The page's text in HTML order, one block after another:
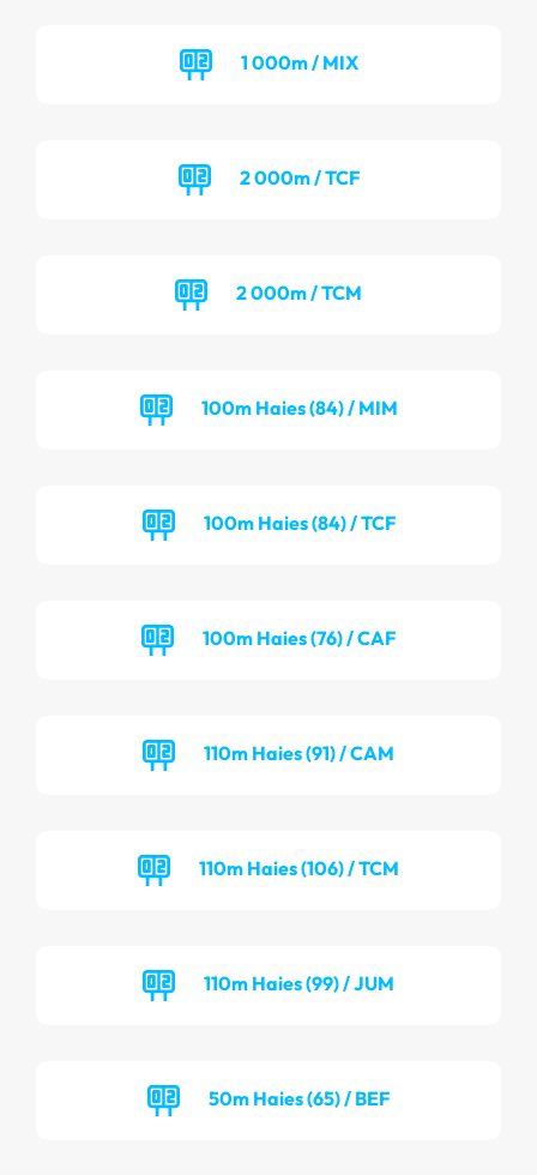
1 000m / MIX
2 000m / TCF
2 000m / TCM
100m Haies (84) / MIM
100m Haies (84) / TCF
100m Haies (76) / CAF
110m Haies (91) / CAM
110m Haies (106) / TCM
110m Haies (99) / JUM
50m Haies (65) / BEF